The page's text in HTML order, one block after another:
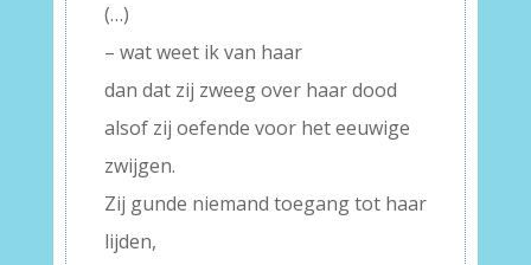
(…)
– wat weet ik van haar
dan dat zij zweeg over haar dood
alsof zij oefende voor het eeuwige
zwijgen.
Zij gunde niemand toegang tot haar
lijden,